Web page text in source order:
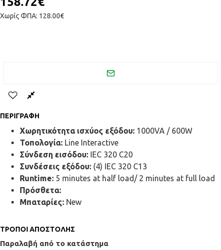
Χωρίς ΦΠΑ: 128.00€
ΠΕΡΙΓΡΑΦΉ
Χωρητικότητα ισχύος εξόδου: 1000VA / 600W
Τοπολογία: Line Interactive
Σύνδεση εισόδου: IEC 320 C20
Συνδέσεις εξόδου: (4) IEC 320 C13
Runtime: 5 minutes at half load/ 2 minutes at full load
Πρόσθετα:
Μπαταρίες: New
ΤΡΌΠΟΙ ΑΠΟΣΤΟΛΉΣ
Παραλαβή από το κατάστημα